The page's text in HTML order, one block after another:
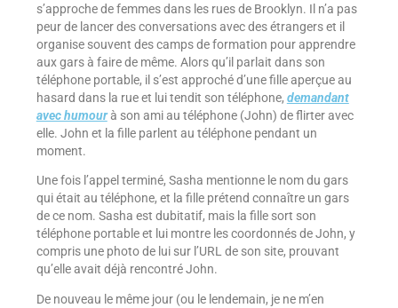
s’approche de femmes dans les rues de Brooklyn. Il n’a pas
peur de lancer des conversations avec des étrangers et il
organise souvent des camps de formation pour apprendre
aux gars à faire de même. Alors qu’il parlait dans son
téléphone portable, il s’est approché d’une fille aperçue au
hasard dans la rue et lui tendit son téléphone, demandant
avec humourà son ami au téléphone (John) de flirter avec
elle. John et la fille parlent au téléphone pendant un
moment.
Une fois l’appel terminé, Sasha mentionne le nom du gars
qui était au téléphone, et la fille prétend connaître un gars
de ce nom. Sasha est dubitatif, mais la fille sort son
téléphone portable et lui montre les coordonnés de John, y
compris une photo de lui sur l’URL de son site, prouvant
qu’elle avait déjà rencontré John.
De nouveau le même jour (ou le lendemain, je ne m’en